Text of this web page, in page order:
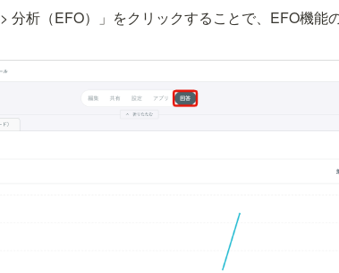
分析（EFO）」をクリックすることで、EFO機能